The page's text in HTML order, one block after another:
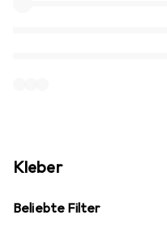
Kleber
Beliebte Filter